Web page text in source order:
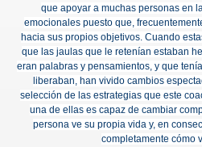
que apoyar a muchas personas en
emocionales puesto que,
hacia sus propios objetivos. Cuando
que las jaulas que le retenían estaban
eran palabras y pensamientos, y que
liberaban, han vivido cambios
selección de las estrategias que este
una de ellas es capaz de cambiar
persona ve su propia vida y, en
completamente cómo